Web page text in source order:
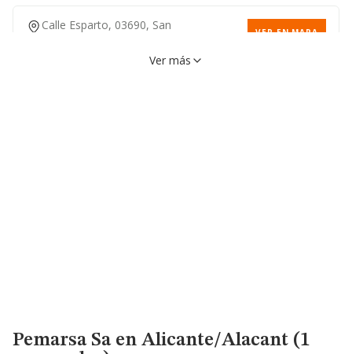
Calle Esparto, 03690, San
Vicente Del Raspeig/sant
VER EN MAPA
Ver más
Pemarsa Saen Alicante/Alacant (1